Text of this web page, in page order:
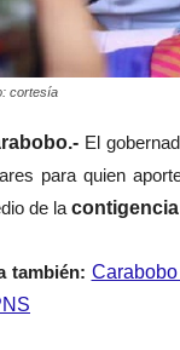
cortesía
El
para quien
de la
también: